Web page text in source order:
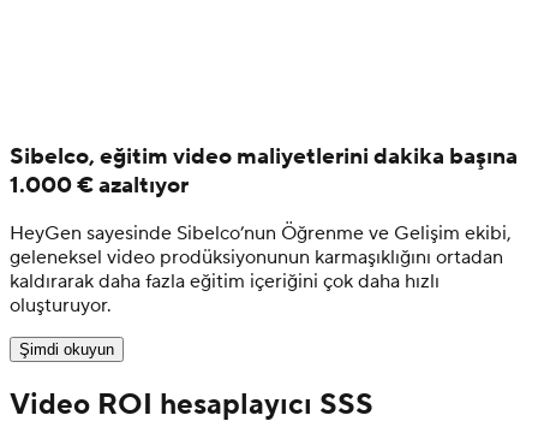
Sibelco, eğitim video maliyetlerini dakika başına
1.000 € azaltıyor
HeyGen sayesinde Sibelco’nun Öğrenme ve Gelişim ekibi,
geleneksel video prodüksiyonunun karmaşıklığını ortadan
kaldırarak daha fazla eğitim içeriğini çok daha hızlı
oluşturuyor.
Şimdi okuyun
Video ROI hesaplayıcı SSS